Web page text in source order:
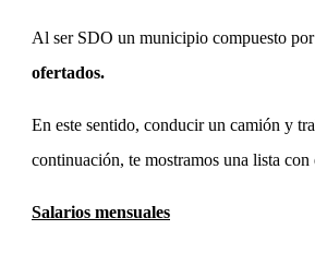
Al ser SDO un municipio compuesto
ofertados.
En este sentido, conducir un camión y
continuación, te mostramos una lista
Salarios mensuales